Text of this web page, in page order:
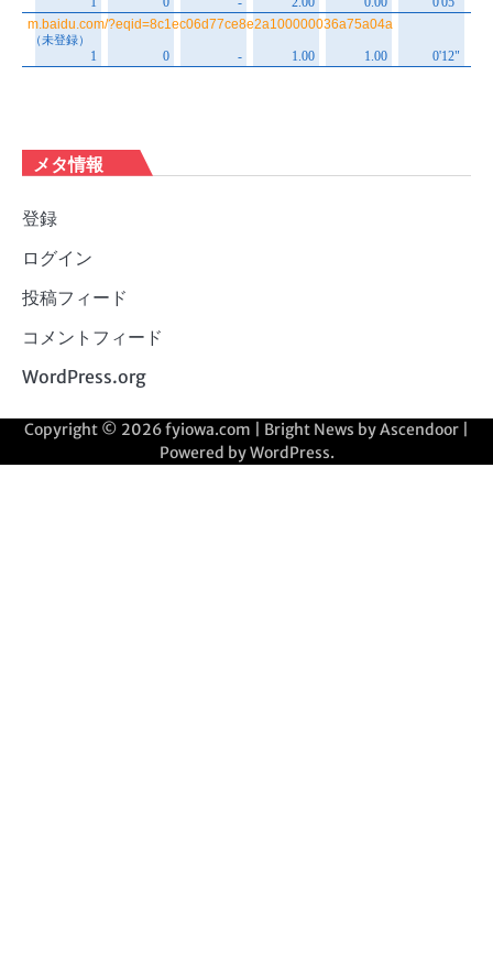
メタ情報
登録
ログイン
投稿フィード
コメントフィード
WordPress.org
Copyright © 2026fyiowa.com | Bright News byAscendoor
Powered byWordPress.